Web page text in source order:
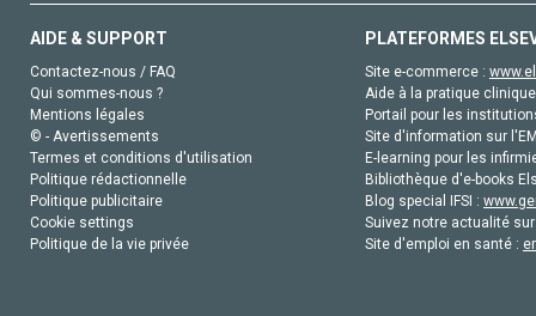
AIDE & SUPPORT
Contactez-nous / FAQ
Qui sommes-nous ?
Mentions légales
© - Avertissements
Termes et conditions d'utilisation
Politique rédactionnelle
Politique publicitaire
Cookie settings
Politique de la vie privée
PLATEFORMES
Site e-commerce :
Aide à la pratique
Portail pour les
Site d'information sur
E-learning pour les
Bibliothèque d'e-books
Blog special IFSI :
Suivez notre actualité
Site d'emploi en santé :